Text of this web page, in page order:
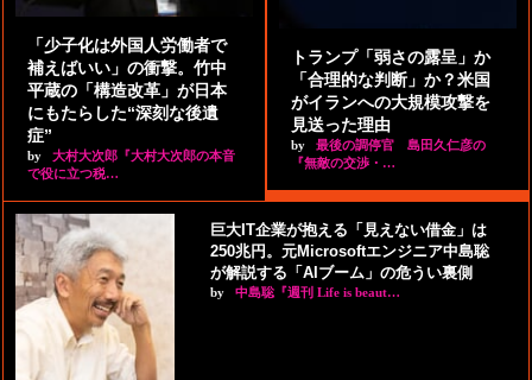
「少子化は外国人労働者で
補えばいい」の衝撃。竹中
平蔵の「構造改革」が日本
にもたらした“深刻な後遺
症”
by
大村大次郎『大村大次郎の本音
で役に立つ税…
トランプ「弱さの露呈」か
「合理的な判断」か？米国
がイランへの大規模攻撃を
見送った理由
by
最後の調停官 島田久仁彦の
『無敵の交渉・…
巨大IT企業が抱える「見えない借金」は
250兆円。元Microsoftエンジニア中島聡
が解説する「AIブーム」の危うい裏側
by 中島聡『週刊 Life is beaut…